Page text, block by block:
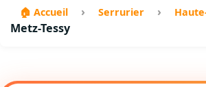
🏠 Accueil › Serrurier ›
Metz-Tessy